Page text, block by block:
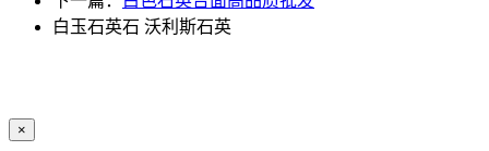
白玉石英石 沃利斯石英
×